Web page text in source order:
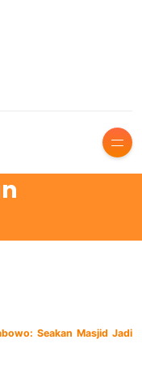
Seakan Masjid Jadi